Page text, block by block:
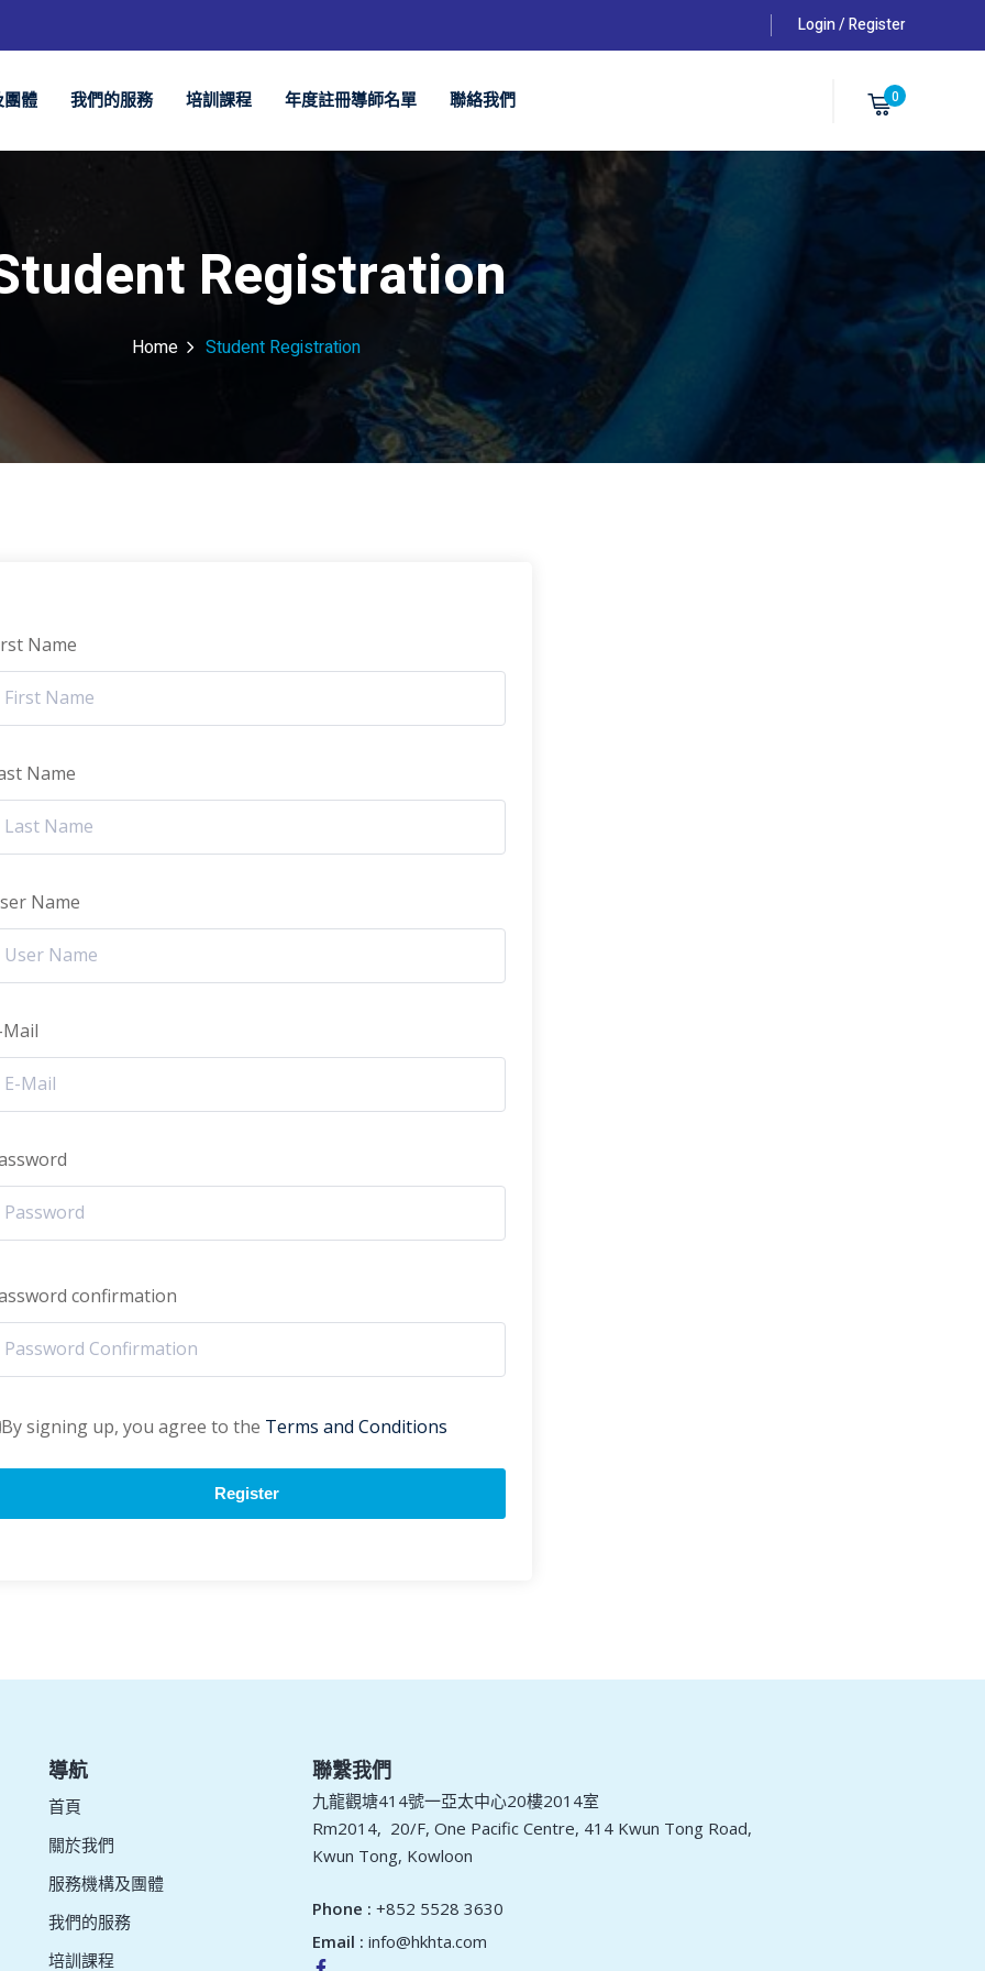
Login / Register
體 我們的服務 培訓課程 年度註冊導師名單 聯絡我們 0
Registration
Home Student Registration
Name
Name
Name
Mail
confirmation
By signing up, you agree to the Terms and Conditions
Register
導航
首頁
關於我們
服務​機構及團體
我們的服務
培訓課程
聯繫我們
九龍觀塘414號一亞太中心20樓2014室
Rm2014, 20/F, One Pacific Centre, 414 Kwun Tong Road,
Kwun Tong, Kowloon
Phone : +852 5528 3630
Email : info@hkhta.com